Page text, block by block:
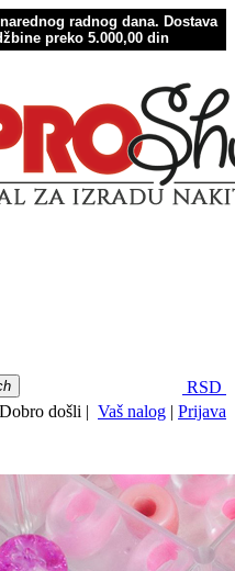
radnog dana. Dostava
preko 5.000,00 din
RSD
Dobro došli | Vaš nalog | Prijava